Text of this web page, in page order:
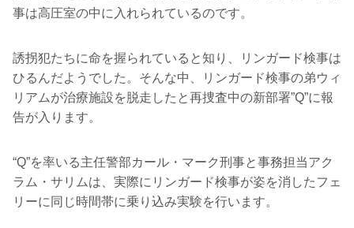
事は高圧室の中に入れられているのです。
誘拐犯たちに命を握られていると知り、リンガード検事は
ひるんだようでした。そんな中、リンガード検事の弟ウィ
リアムが治療施設を脱走したと再捜査中の新部署”Q”に報
告が入ります。
“Q”を率いる主任警部カール・マーク刑事と事務担当アク
ラム・サリムは、実際にリンガード検事が姿を消したフェ
リーに同じ時間帯に乗り込み実験を行います。